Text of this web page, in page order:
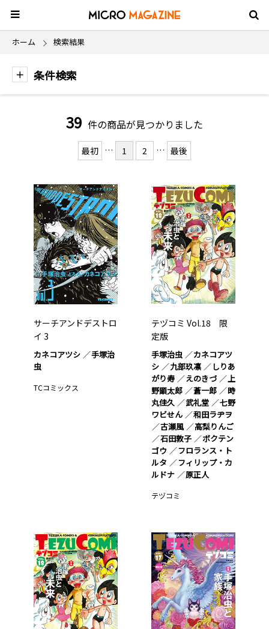
ホーム 検索結果
条件検索
39 件の商品が見つかりました
最初 … 1 2 … 最後
サーチアンドデストロ
イ 3
カネコアツシ
手塚治
虫
TCコミックス
テヅコミ Vol.18 限
定版
手塚治虫
カネコアツ
シ
九部玖凛
しりあ
がり寿
えのきづ
上
野顕太郎
蒼一郎
時
丸佳久
武礼堂
七野
ワビせん
和田ラヂヲ
古瀬風
高梨りんご
石田敦子
ボクテン
ゴウ
フロランス・ト
ルタ
フィリップ・カ
ルドナ
原正人
テヅコミ